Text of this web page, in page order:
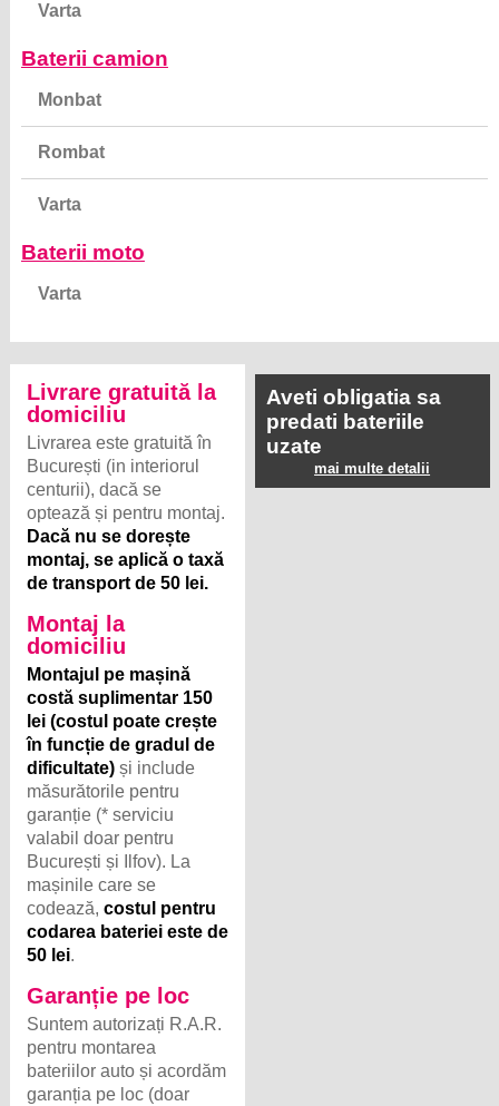
Varta
Baterii camion
Monbat
Rombat
Varta
Baterii moto
Varta
Livrare gratuită la
domiciliu
Livrarea este gratuită în
București (in interiorul
centurii), dacă se
optează și pentru montaj.
Dacă nu se dorește
montaj, se aplică o taxă
de transport de 50 lei.
Montaj la
domiciliu
Montajul pe mașină
costă suplimentar 150
lei (costul poate crește
în funcție de gradul de
dificultate) și include
măsurătorile pentru
garanție (* serviciu
valabil doar pentru
București și Ilfov). La
mașinile care se
codează,costul pentru
codarea bateriei este de
50 lei.
Garanție pe loc
Suntem autorizați R.A.R.
pentru montarea
bateriilor auto și acordăm
garanția pe loc (doar
Aveti obligatia sa
predati bateriile
uzate
mai multe detalii